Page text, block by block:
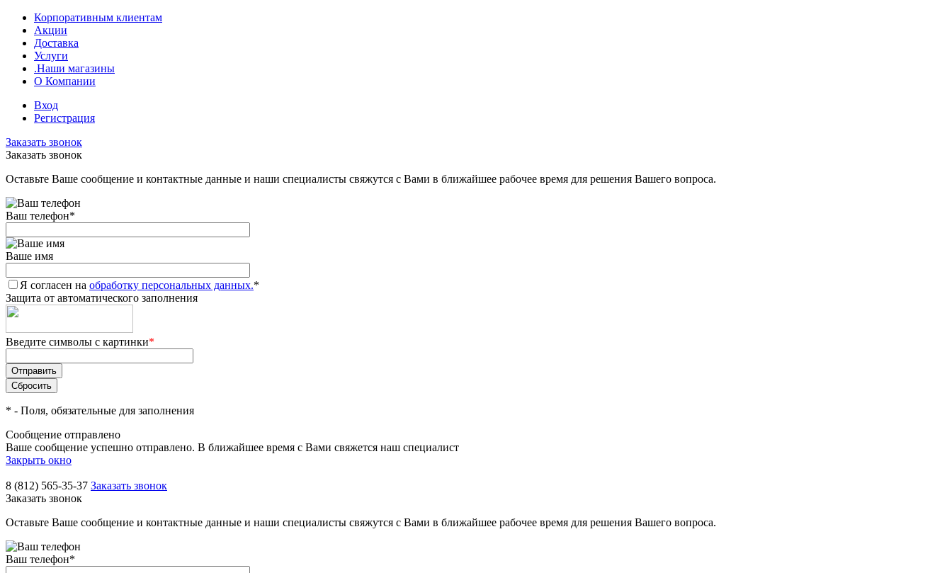
Корпоративным клиентам
Акции
Доставка
Услуги
.Наши магазины
О Компании
Вход
Регистрация
Заказать звонок
Заказать звонок
Оставьте Ваше сообщение и контактные данные и наши специалисты свяжутся с Вами в ближайшее рабочее время для решения Вашего вопроса.
Ваш телефон*
Ваше имя
Я согласен на обработку персональных данных.*
Защита от автоматического заполнения
Введите символы с картинки*
* - Поля, обязательные для заполнения
Сообщение отправлено
Ваше сообщение успешно отправлено. В ближайшее время с Вами свяжется наш специалист
Закрыть окно
8 (812) 565-35-37 Заказать звонок
Заказать звонок
Оставьте Ваше сообщение и контактные данные и наши специалисты свяжутся с Вами в ближайшее рабочее время для решения Вашего вопроса.
Ваш телефон*